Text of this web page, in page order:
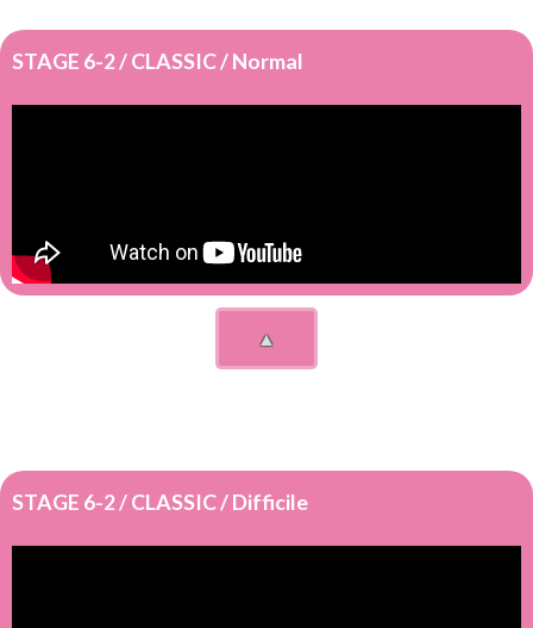
STAGE 6-2 / CLASSIC / Normal
▲
STAGE 6-2 / CLASSIC / Difficile